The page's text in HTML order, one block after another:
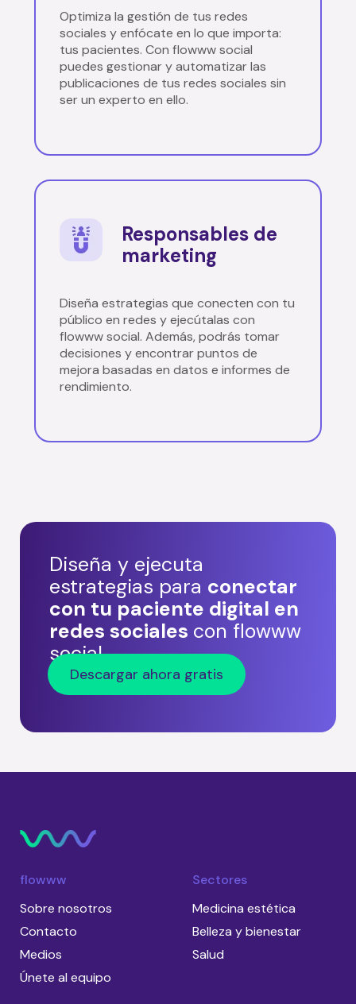
Optimiza la gestión de tus redes
sociales y enfócate en lo que importa:
tus pacientes. Con flowww social
puedes gestionar y automatizar las
publicaciones de tus redes sociales sin
ser un experto en ello.
Responsables de
marketing
Diseña estrategias que conecten con tu
público en redes y ejecútalas con
flowww social. Además, podrás tomar
decisiones y encontrar puntos de
mejora basadas en datos e informes de
rendimiento.
Diseña y ejecuta
estrategias para conectar
con tu paciente digital en
redes sociales con flowww
social
Descargar ahora gratis
flowww
Sobre nosotros
Contacto
Medios
Únete al equipo
Sectores
Medicina estética
Belleza y bienestar
Salud